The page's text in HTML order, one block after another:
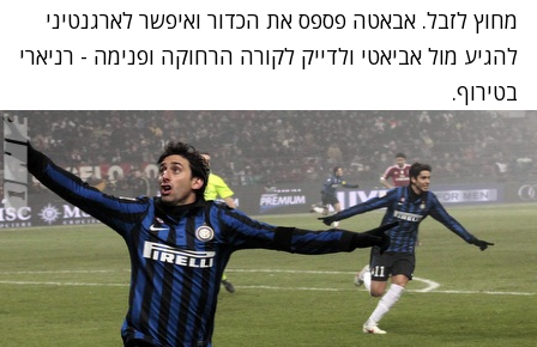
מחוץ לזבל. אבאטה פספס את הכדור ואיפשר לארגנטיני
להגיע מול אביאטי ולדייק לקורה הרחוקה ופנימה - רניארי
בטירוף.